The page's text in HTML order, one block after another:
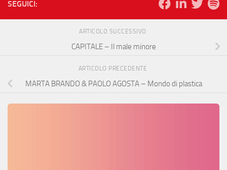
SEGUICI:
ARTICOLO SUCCESSIVO
CAPITALE – Il male minore
ARTICOLO PRECEDENTE
MARTA BRANDO & PAOLO AGOSTA – Mondo di plastica